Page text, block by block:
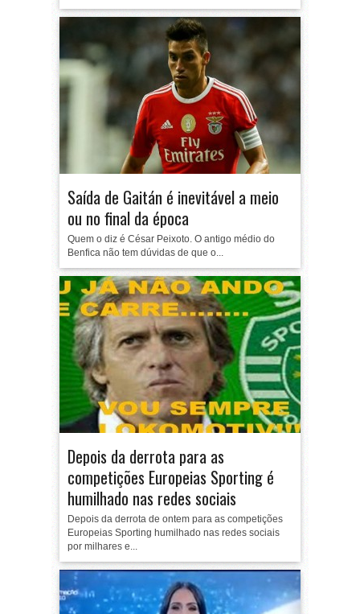
Saída de Gaitán é inevitável a meio
ou no final da época
Quem o diz é César Peixoto. O antigo médio do
Benfica não tem dúvidas de que o...
Depois da derrota para as
competições Europeias Sporting é
humilhado nas redes sociais
Depois da derrota de ontem para as competições
Europeias Sporting humilhado nas redes sociais
por milhares e...